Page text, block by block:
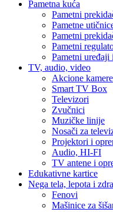
Pametna kuća
Pametni
Pametne
Pametni
Pametni
Pametni uređaji
TV, audio, video
Akcione kamere
Smart TV Box
Televizori
Zvučnici
Muzičke linije
Nosači za
Projektori i
Audio, HI-FI
TV antene i
Edukativne kartice
Nega tela, lepota i
Fenovi
Mašinice za